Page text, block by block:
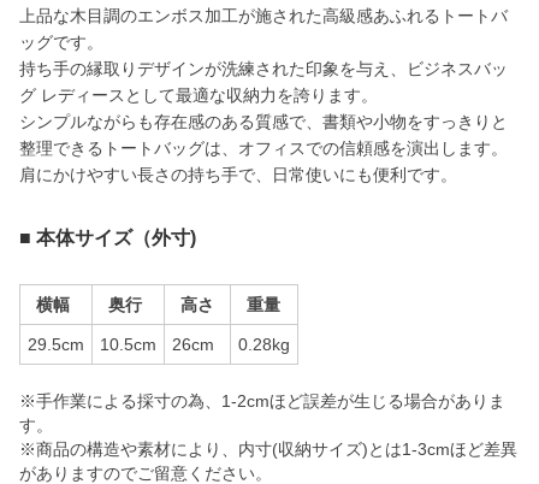
上品な木目調のエンボス加工が施された高級感あふれるトートバ
ッグです。
持ち手の縁取りデザインが洗練された印象を与え、ビジネスバッ
グ レディースとして最適な収納力を誇ります。
シンプルながらも存在感のある質感で、書類や小物をすっきりと
整理できるトートバッグは、オフィスでの信頼感を演出します。
肩にかけやすい長さの持ち手で、日常使いにも便利です。
■ 本体サイズ（外寸)
横幅 奥行 高さ 重量
29.5cm 10.5cm 26cm 0.28kg
※手作業による採寸の為、1-2cmほど誤差が生じる場合がありま
す。
※商品の構造や素材により、内寸(収納サイズ)とは1-3cmほど差異
がありますのでご留意ください。